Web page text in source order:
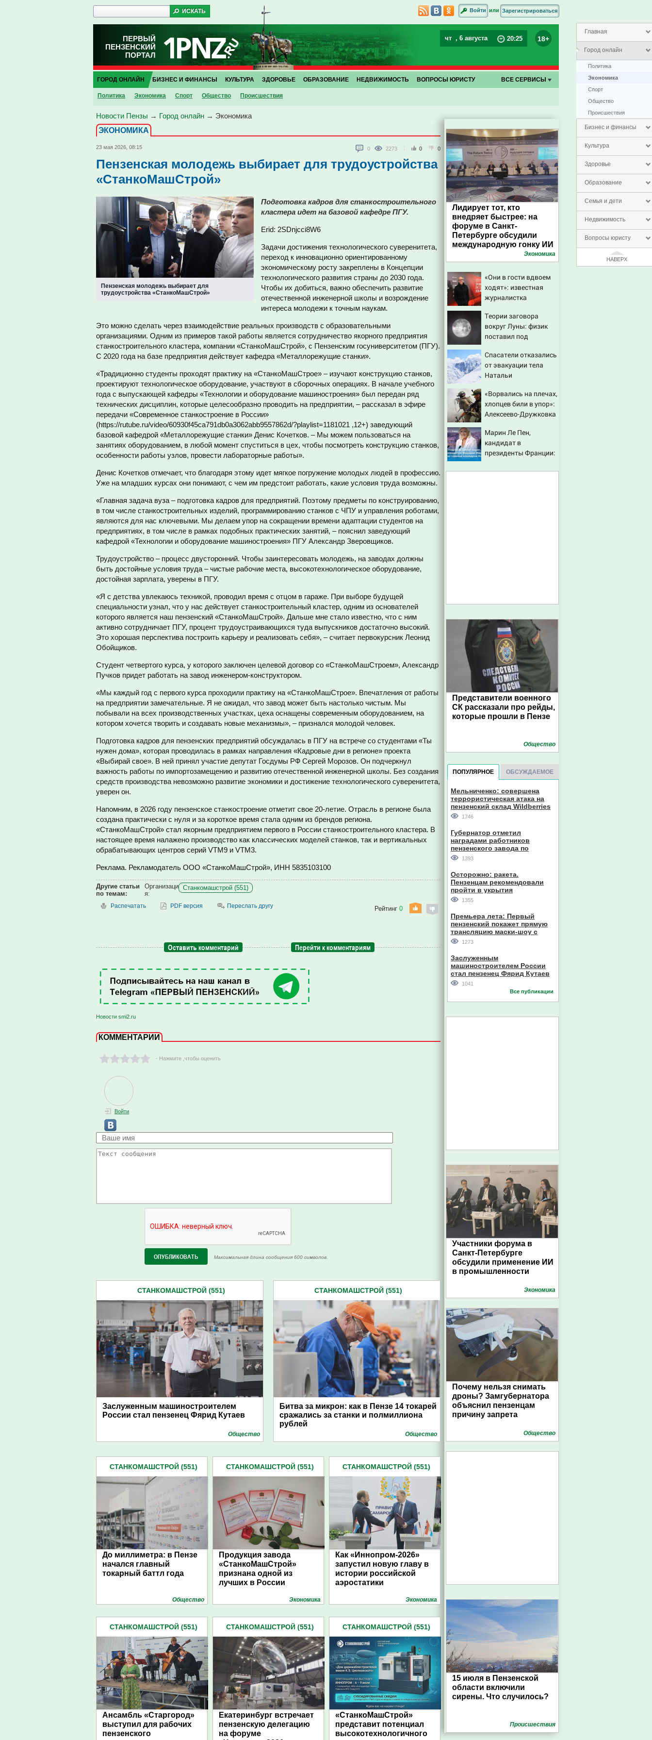
Главная
Город онлайн
Политика
Экономика
Спорт
Общество
Проиcшествия
Бизнес и финансы
Культура
Здоровье
Образование
Семья и дети
Недвижимость
Вопросы юристу
НАВЕРХ
Войти или Зарегистрироваться
ПЕРВЫЙ
ПЕНЗЕНСКИЙ
ПОРТАЛ
чт , 6 августа 20:25 18+
ГОРОД ОНЛАЙН
Политика Экономика Спорт Общество Проиcшествия
БИЗНЕС И ФИНАНСЫ КУЛЬТУРА ЗДОРОВЬЕ ОБРАЗОВАНИЕ НЕДВИЖИМОСТЬ ВОПРОСЫ ЮРИСТУ ВСЕ СЕРВИСЫ
Новости Пензы → Город онлайн → Экономика
ЭКОНОМИКА
23 мая 2026, 08:15 0 2273 0 0
Пензенская молодежь выбирает для трудоустройства
«СтанкоМашСтрой»
Пензенская молодежь выбирает для
трудоустройства «СтанкоМашСтрой»
Подготовка кадров для станкостроительного
кластера идет на базовой кафедре ПГУ.
Erid: 2SDnjcci8W6
Задачи достижения технологического суверенитета,
переход к инновационно ориентированному
экономическому росту закреплены в Концепции
технологического развития страны до 2030 года.
Чтобы их добиться, важно обеспечить развитие
отечественной инженерной школы и возрождение
интереса молодежи к точным наукам.
Это можно сделать через взаимодействие реальных производств с образовательными
организациями. Одним из примеров такой работы является сотрудничество якорного предприятия
станкостроительного кластера, компании «СтанкоМашСтрой», с Пензенским госуниверситетом (ПГУ).
С 2020 года на базе предприятия действует кафедра «Металлорежущие станки».
«Традиционно студенты проходят практику на «СтанкоМашСтрое» – изучают конструкцию станков,
проектируют технологическое оборудование, участвуют в сборочных операциях. В начале учебного
года с выпускающей кафедры «Технологии и оборудование машиностроения» был передан ряд
технических дисциплин, которые целесообразно проводить на предприятии, – рассказал в эфире
передачи «Современное станкостроение в России»
(https://rutube.ru/video/60930f45ca791db0a3062abb9557862d/?playlist=1181021 ,12+) заведующий
базовой кафедрой «Металлорежущие станки» Денис Кочетков. – Мы можем пользоваться на
занятиях оборудованием, в любой момент спуститься в цех, чтобы посмотреть конструкцию станков,
особенности работы узлов, провести лабораторные работы».
Денис Кочетков отмечает, что благодаря этому идет мягкое погружение молодых людей в профессию.
Уже на младших курсах они понимают, с чем им предстоит работать, какие условия труда возможны.
«Главная задача вуза – подготовка кадров для предприятий. Поэтому предметы по конструированию,
в том числе станкостроительных изделий, программированию станков с ЧПУ и управления роботами,
являются для нас ключевыми. Мы делаем упор на сокращении времени адаптации студентов на
предприятиях, в том числе в рамках подобных практических занятий, – пояснил заведующий
кафедрой «Технологии и оборудование машиностроения» ПГУ Александр Зверовщиков.
Трудоустройство – процесс двусторонний. Чтобы заинтересовать молодежь, на заводах должны
быть достойные условия труда – чистые рабочие места, высокотехнологическое оборудование,
достойная зарплата, уверены в ПГУ.
«Я с детства увлекаюсь техникой, проводил время с отцом в гараже. При выборе будущей
специальности узнал, что у нас действует станкостроительный кластер, одним из основателей
которого является наш пензенский «СтанкоМашСтрой». Дальше мне стало известно, что с ним
активно сотрудничает ПГУ, процент трудоустраивающихся туда выпускников достаточно высокий.
Это хорошая перспектива построить карьеру и реализовать себя», – считает первокурсник Леонид
Обойщиков.
Студент четвертого курса, у которого заключен целевой договор со «СтанкоМашСтроем», Александр
Пучков придет работать на завод инженером-конструктором.
«Мы каждый год с первого курса проходили практику на «СтанкоМашСтрое». Впечатления от работы
на предприятии замечательные. Я не ожидал, что завод может быть настолько чистым. Мы
побывали на всех производственных участках, цеха оснащены современным оборудованием, на
котором хочется творить и создавать новые механизмы», – признался молодой человек.
Подготовка кадров для пензенских предприятий обсуждалась в ПГУ на встрече со студентами «Ты
нужен дома», которая проводилась в рамках направления «Кадровые дни в регионе» проекта
«Выбирай свое». В ней принял участие депутат Госдумы РФ Сергей Морозов. Он подчеркнул
важность работы по импортозамещению и развитию отечественной инженерной школы. Без создания
средств производства невозможно развитие экономики и достижение технологического суверенитета,
уверен он.
Напомним, в 2026 году пензенское станкостроение отметит свое 20-летие. Отрасль в регионе была
создана практически с нуля и за короткое время стала одним из брендов региона.
«СтанкоМашСтрой» стал якорным предприятием первого в России станкостроительного кластера. В
настоящее время налажено производство как классических моделей станков, так и вертикальных
обрабатывающих центров серий VTM9 и VTM3.
Реклама. Рекламодатель ООО «СтанкоМашСтрой», ИНН 5835103100
Другие статьи
по темам:
Организаци
я:
Станкомашстрой (551)
Распечатать PDF версия Переслать другу Рейтинг 0
Оставить комментарий Перейти к комментариям
Новости smi2.ru
КОММЕНТАРИИ
- Нажмите ,чтобы оценить
Войти
Максимальная длина сообщения 600 символов.
СТАНКОМАШСТРОЙ (551)
Заслуженным машиностроителем
России стал пензенец Фярид Кутаев
Общество
СТАНКОМАШСТРОЙ (551)
Битва за микрон: как в Пензе 14 токарей
сражались за станки и полмиллиона
рублей
Общество
СТАНКОМАШСТРОЙ (551)
До миллиметра: в Пензе
начался главный
токарный баттл года
Общество
СТАНКОМАШСТРОЙ (551)
Продукция завода
«СтанкоМашСтрой»
признана одной из
лучших в России
Экономика
СТАНКОМАШСТРОЙ (551)
Как «Иннопром-2026»
запустил новую главу в
истории российской
аэростатики
Экономика
СТАНКОМАШСТРОЙ (551)
Ансамбль «Старгород»
выступил для рабочих
пензенского
СТАНКОМАШСТРОЙ (551)
Екатеринбург встречает
пензенскую делегацию
на форуме
СТАНКОМАШСТРОЙ (551)
«СтанкоМашСтрой»
представит потенциал
высокотехнологичного
Лидирует тот, кто
внедряет быстрее: на
форуме в Санкт-
Петербурге обсудили
международную гонку ИИ
Экономика
«Они в гости вдвоем
ходят»: известная
журналистка
Бондарчука и
Исаковой
Теории заговора
вокруг Луны: физик
поставил под
NASA
Спасатели отказались
от эвакуации тела
Натальи
семитысячника
«Ворвались на плечах,
хлопцев били в упор»:
Алексеево-Дружковка
для «птах Мадьяра»
Марин Ле Пен,
кандидат в
президенты Франции:
жизнь, как относится
Представители военного
СК рассказали про рейды,
которые прошли в Пензе
Общество
ПОПУЛЯРНОЕ ОБСУЖДАЕМОЕ
Мельниченко: совершена
террористическая атака на
пензенский склад Wildberries
1746
Губернатор отметил
наградами работников
пензенского завода по
производству станков
1393
Осторожно: ракета.
Пензенцам рекомендовали
пройти в укрытия
1355
Премьера лета: Первый
пензенский покажет прямую
трансляцию маски-шоу с
участием компании из Южной
1273
Заслуженным
машиностроителем России
стал пензенец Фярид Кутаев
1041
Все публикации
Участники форума в
Санкт-Петербурге
обсудили применение ИИ
в промышленности
Экономика
Почему нельзя снимать
дроны? Замгубернатора
объяснил пензенцам
причину запрета
Общество
15 июля в Пензенской
области включили
сирены. Что случилось?
Проиcшествия